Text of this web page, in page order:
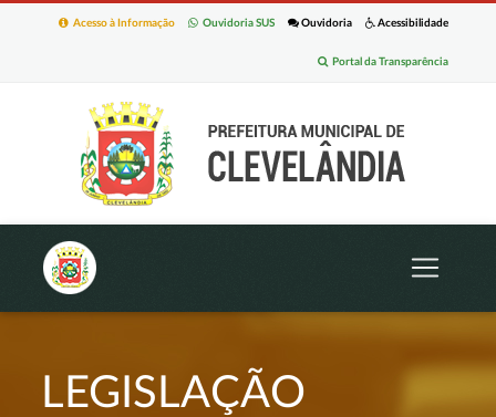
Acessibilidade
Ouvidoria
Ouvidoria SUS
Acesso à Informação
Portal da Transparência
LEGISLAÇÃO